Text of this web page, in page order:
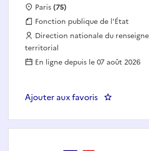
Localisation :
Paris(75)
Fonction publique :
Fonction publique de l'État
Employeur :
Direction nationale du
territorial
En ligne depuis le 07 août 2026
Ajouter aux favoris : DNRT -